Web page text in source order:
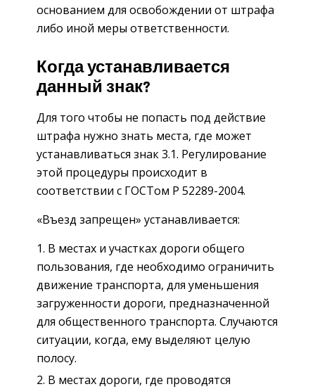
основанием для освобождении от штрафа
либо иной меры ответственности.
Когда устанавливается
данный знак?
Для того чтобы не попасть под действие
штрафа нужно знать места, где может
устанавливаться знак 3.1. Регулирование
этой процедуры происходит в
соответствии с ГОСТом Р 52289-2004.
«Въезд запрещен» устанавливается:
В местах и участках дороги общего
пользования, где необходимо ограничить
движение транспорта, для уменьшения
загруженности дороги, предназначенной
для общественного транспорта. Случаются
ситуации, когда, ему выделяют целую
полосу.
В местах дороги, где проводятся